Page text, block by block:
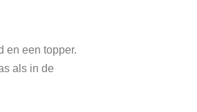
en een topper.
als in de